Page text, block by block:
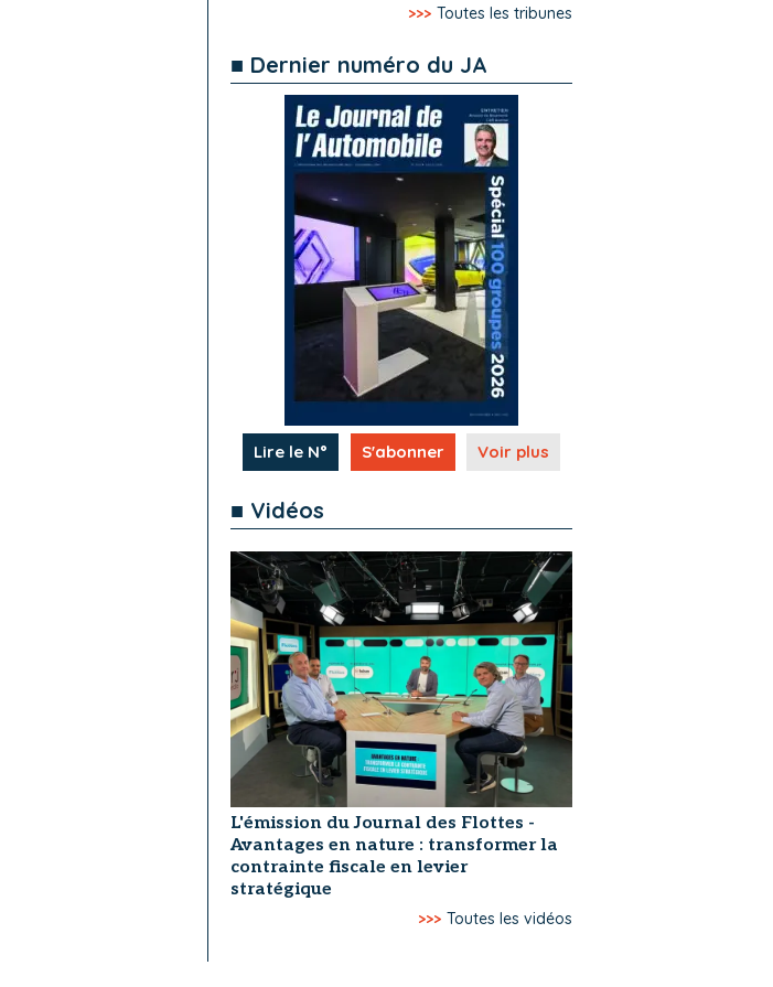
>>> Toutes les tribunes
■ Dernier numéro du JA
Lire le N° S'abonner Voir plus
■ Vidéos
L'émission du Journal des Flottes -
Avantages en nature : transformer la
contrainte fiscale en levier
stratégique
>>> Toutes les vidéos